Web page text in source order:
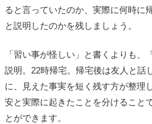
ると言っていたのか、実際に何時に
と説明したのかを残しましょう。
「習い事が怪しい」と書くよりも、
説明。22時帰宅。帰宅後は友人と話
に、見えた事実を短く残す方が整理
安と実際に起きたことを分けること
とができます。